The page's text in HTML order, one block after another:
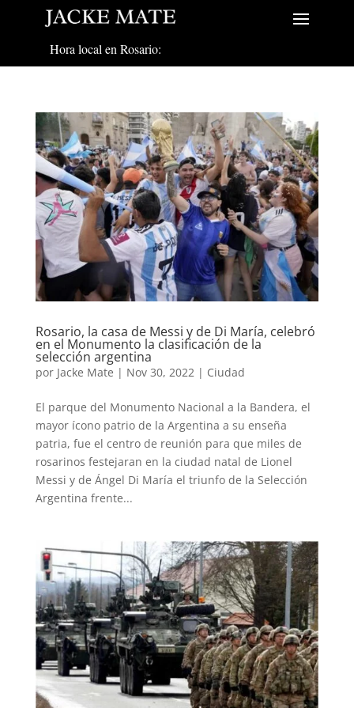
Hora local en Rosario:
Rosario, la casa de Messi y de Di María, celebró
en el Monumento la clasificación de la
selección argentina
por Jacke Mate | Nov 30, 2022| Ciudad
El parque del Monumento Nacional a la Bandera, el
mayor ícono patrio de la Argentina a su enseña
patria, fue el centro de reunión para que miles de
rosarinos festejaran en la ciudad natal de Lionel
Messi y de Ángel Di María el triunfo de la Selección
Argentina frente...